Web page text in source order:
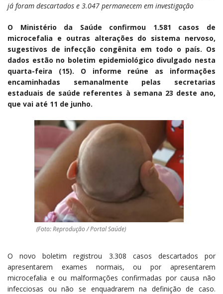
já foram descartados e 3.047 permanecem em investigação
O Ministério da Saúde confirmou 1.581 casos de
microcefalia e outras alterações do sistema nervoso,
sugestivos de infecção congênita em todo o país. Os
dados estão no boletim epidemiológico divulgado nesta
quarta-feira (15). O informe reúne as informações
encaminhadas semanalmente pelas secretarias
estaduais de saúde referentes à semana 23 deste ano,
que vai até 11 de junho.
(Foto: Reprodução / Portal Saúde)
O novo boletim registrou 3.308 casos descartados por
apresentarem exames normais, ou por apresentarem
microcefalia e ou malformações confirmadas por causa não
infecciosas ou não se enquadrarem na definição de caso.